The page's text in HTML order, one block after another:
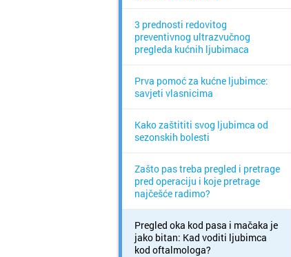
3 prednosti redovitog
preventivnog ultrazvučnog
pregleda kućnih ljubimaca
Prva pomoć za kućne ljubimce:
savjeti vlasnicima
Kako zaštititi svog ljubimca od
sezonskih bolesti
Zašto pas treba pregled i pretrage
pred operaciju i koje pretrage
najčešće radimo?
Pregled oka kod pasa i mačaka je
jako bitan: Kad voditi ljubimca
kod oftalmologa?